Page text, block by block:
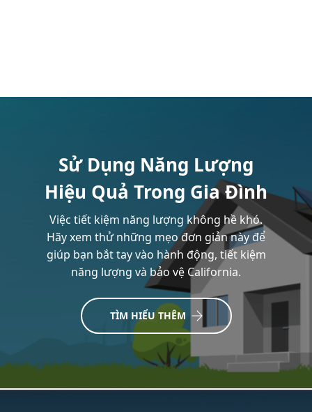
Sử Dụng Năng Lượng
Hiệu Quả Trong Gia Đình
Việc tiết kiệm năng lượng không hề khó.
Hãy xem thử những mẹo đơn giản này để
giúp bạn bắt tay vào hành động, tiết kiệm
năng lượng và bảo vệ California.
TÌM HIỂU THÊM